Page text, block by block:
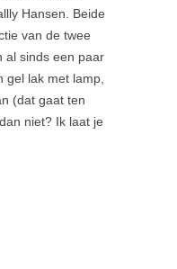
Hansen. Beide
van de twee
al sinds een paar
gel lak met lamp,
(dat gaat ten
niet? Ik laat je